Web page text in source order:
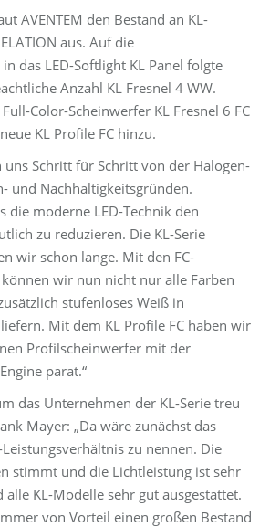
AVENTEM den Bestand an KL-
aus. Auf die
das LED-Softlight KL Panel folgte
Anzahl KL Fresnel 4 WW.
Color-Scheinwerfer KL Fresnel 6 FC
KL Profile FC hinzu.
uns Schritt für Schritt von der Halogen-
und Nachhaltigkeitsgründen.
die moderne LED-Technik den
zu reduzieren. Die KL-Serie
wir schon lange. Mit den FC-
wir nun nicht nur alle Farben
stufenloses Weiß in
Mit dem KL Profile FC haben wir
Profilscheinwerfer mit der
parat.“
das Unternehmen der KL-Serie treu
Mayer: „Da wäre zunächst das
zu nennen. Die
stimmt und die Lichtleistung ist sehr
KL-Modelle sehr gut ausgestattet.
von Vorteil einen großen Bestand